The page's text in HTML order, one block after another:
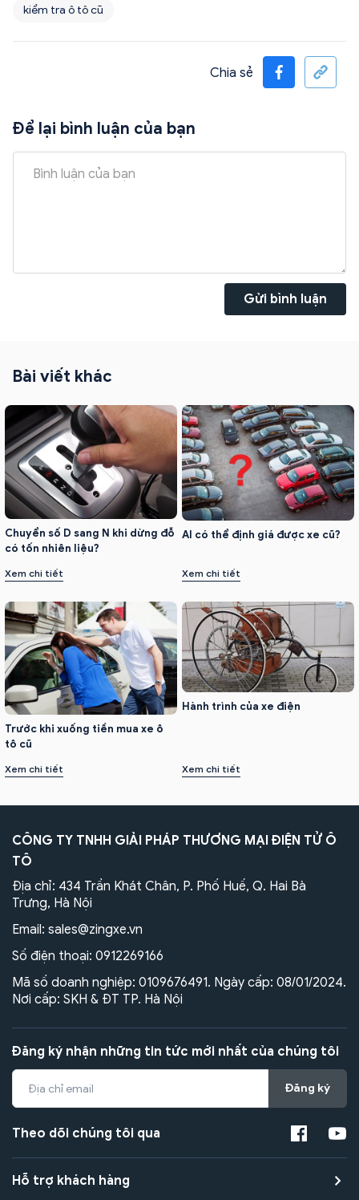
kiểm tra ô tô cũ
Chia sẻ
Để lại bình luận của bạn
Gửi bình luận
Bài viết khác
Chuyển số D sang N khi dừng đỗ
có tốn nhiên liệu?
Xem chi tiết
AI có thể định giá được xe cũ?
Xem chi tiết
Trước khi xuống tiền mua xe ô
tô cũ
Xem chi tiết
Hành trình của xe điện
Xem chi tiết
CÔNG TY TNHH GIẢI PHÁP THƯƠNG MẠI ĐIỆN TỬ Ô
TÔ
Địa chỉ: 434 Trần Khát Chân, P. Phố Huế, Q. Hai Bà
Trưng, Hà Nội
Email: sales@zingxe.vn
Số điện thoại: 0912269166
Mã số doanh nghiệp: 0109676491. Ngày cấp: 08/01/2024.
Nơi cấp: SKH & ĐT TP. Hà Nội
Đăng ký nhận những tin tức mới nhất của chúng tôi
Đăng ký
Theo dõi chúng tôi qua
Hỗ trợ khách hàng